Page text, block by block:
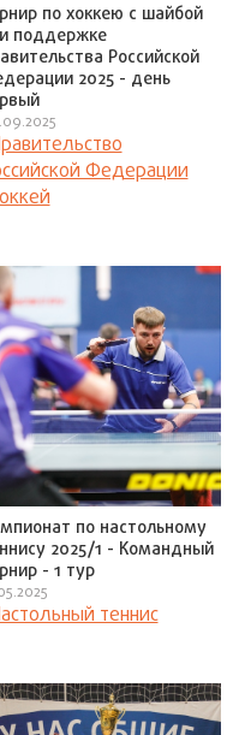
по хоккею с шайбой
поддержке
Российской
2025 - день
Федерации
по настольному
2025/1 - Командный
- 1 тур
теннис